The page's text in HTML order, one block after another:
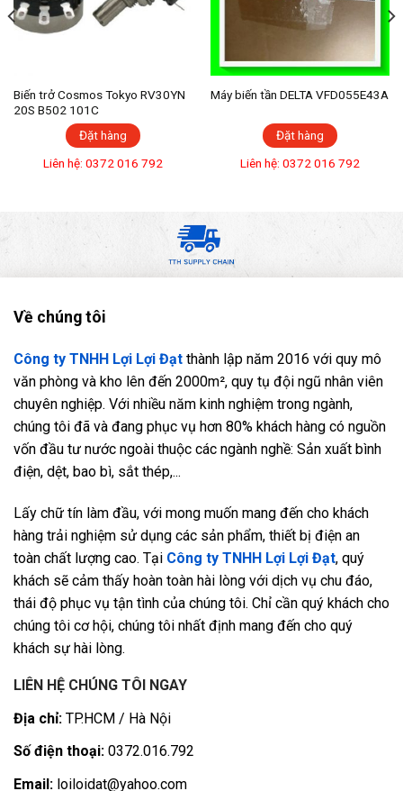
Biến trở Cosmos Tokyo RV30YN
20S B502 101C
Đặt hàng
Liên hệ: 0372 016 792
Máy biến tần DELTA VFD055E43A
Đặt hàng
Liên hệ: 0372 016 792
Về chúng tôi
Công ty TNHH Lợi Lợi Đạt thành lập năm 2016 với quy mô
văn phòng và kho lên đến 2000m², quy tụ đội ngũ nhân viên
chuyên nghiệp. Với nhiều năm kinh nghiệm trong ngành,
chúng tôi đã và đang phục vụ hơn 80% khách hàng có nguồn
vốn đầu tư nước ngoài thuộc các ngành nghề: Sản xuất bình
điện, dệt, bao bì, sắt thép,...
Lấy chữ tín làm đầu, với mong muốn mang đến cho khách
hàng trải nghiệm sử dụng các sản phẩm, thiết bị điện an
toàn chất lượng cao. Tại Công ty TNHH Lợi Lợi Đạt, quý
khách sẽ cảm thấy hoàn toàn hài lòng với dịch vụ chu đáo,
thái độ phục vụ tận tình của chúng tôi. Chỉ cần quý khách cho
chúng tôi cơ hội, chúng tôi nhất định mang đến cho quý
khách sự hài lòng.
LIÊN HỆ CHÚNG TÔI NGAY
Địa chỉ: TP.HCM / Hà Nội
Số điện thoại: 0372.016.792
Email: loiloidat@yahoo.com